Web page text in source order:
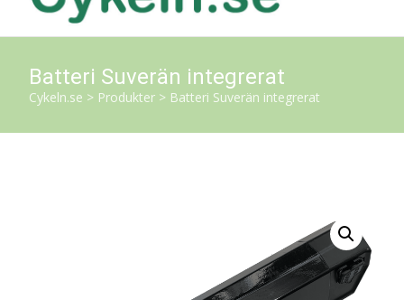
Batteri Suverän integrerat
Cykeln.se > Produkter > Batteri Suverän integrerat